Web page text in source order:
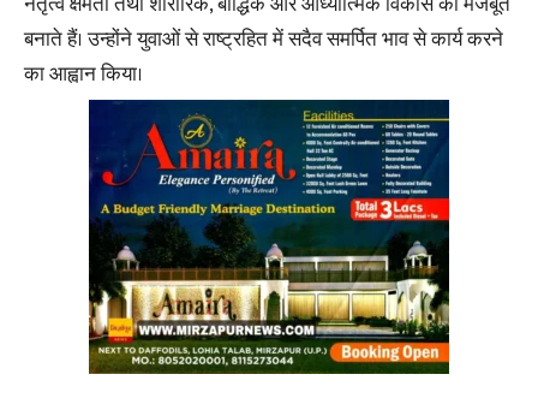
बनाते हैं। उन्होंने युवाओं से राष्ट्रहित में सदैव समर्पित भाव से कार्य करने
का आह्वान किया।